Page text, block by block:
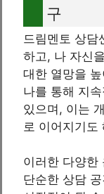
구
드림멘토 상담
하고, 나 자신
대한 열망을
나를 통해 지
있으며, 이는
로 이어지기도
이러한 다양한
단순한 상담